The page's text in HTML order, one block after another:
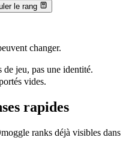
le rang
changer.
de jeu, pas une identité.
vides.
rapides
ranks déjà visibles dans